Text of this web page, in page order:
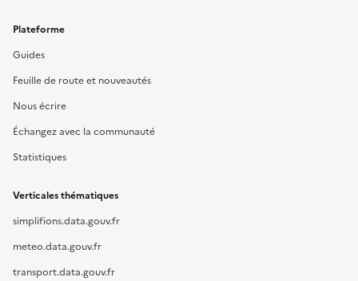
Plateforme
Guides
Feuille de route et nouveautés
Nous écrire
Échangez avec la communauté
Statistiques
Verticales thématiques
simplifions.data.gouv.fr
meteo.data.gouv.fr
transport.data.gouv.fr